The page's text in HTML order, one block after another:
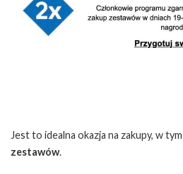
Jest to idealna okazja na zakupy, w
zestawów.